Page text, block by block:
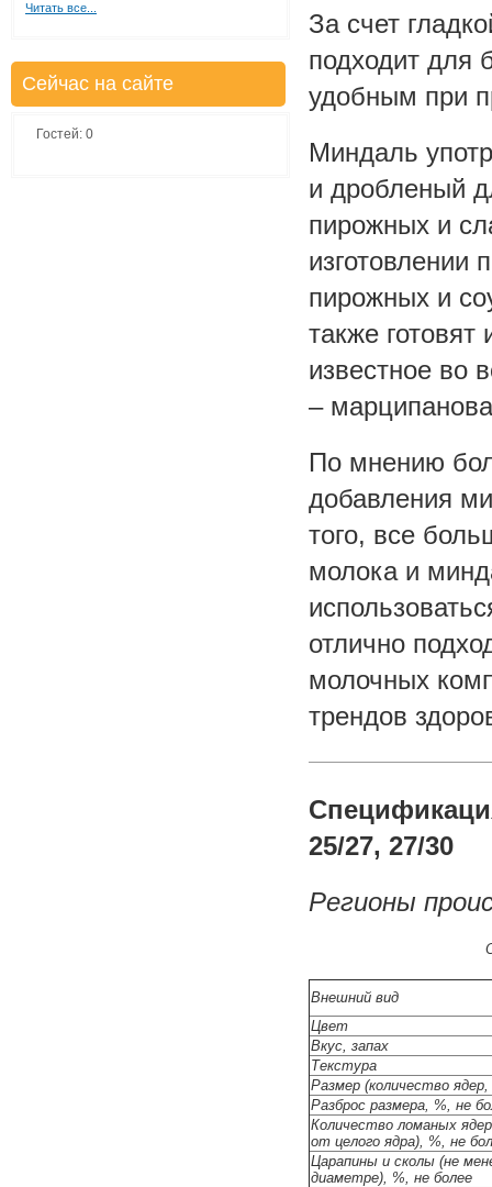
За счет
подходит для
удобным при
Миндаль
и дробленый
пирожных и
изготовлении
пирожных и
также
известное во
–
По мнению
добавления
того, все
молока и
отлично
молочных
трендов
25/27, 27/30
Регионы
Внешний вид
Цвет
Вкус, запах
Текстура
Размер (количество
Разброс размера, %, не
Количество ломаных
от целого ядра), %, не
Царапины и сколы (не
диаметре), %, не более
Читать все...
Сейчас на сайте
Гостей: 0